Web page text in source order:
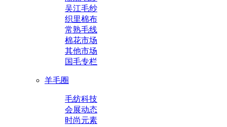
吴江毛纱
织里棉布
常熟毛线
棉花市场
其他市场
国毛专栏
羊毛圈
毛纺科技
会展动态
时尚元素